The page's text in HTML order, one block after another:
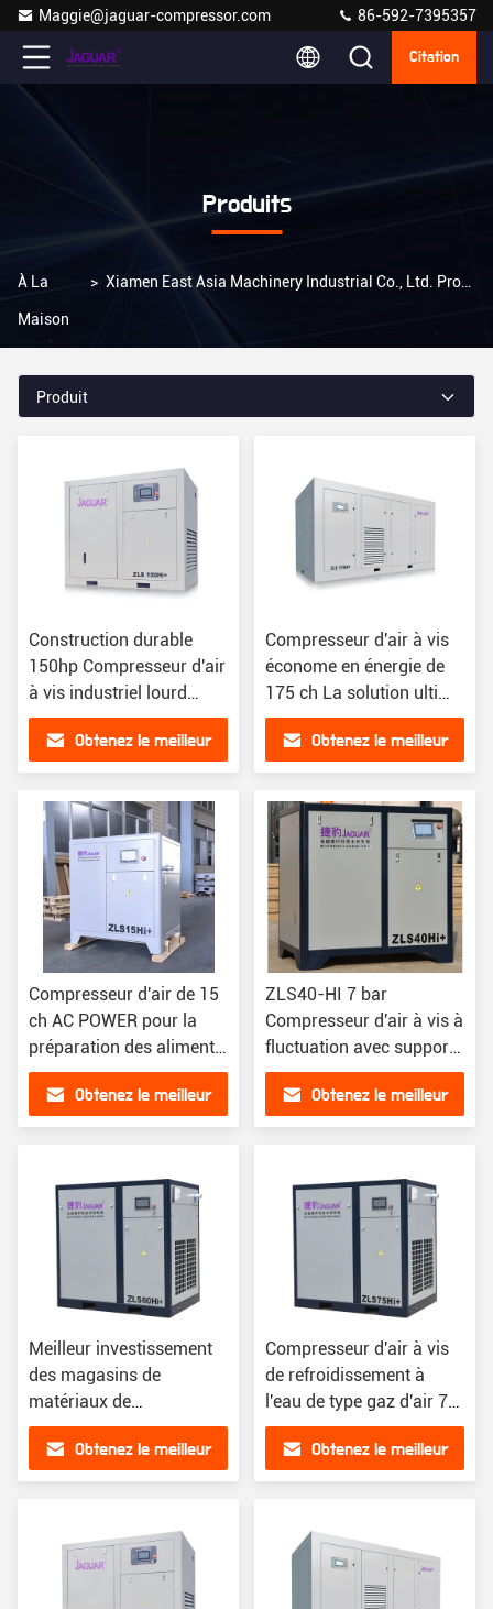
Maggie@jaguar-compressor.com 86-592-7395357
Citation
Produits
À La
Maison
> Xiamen East Asia Machinery Industrial Co., Ltd. Produits En Ligne
Produit
Construction durable
150hp Compresseur d'air
à vis industriel lourd
stationnaire
Obtenez le meilleur
Compresseur d'air à vis
économe en énergie de
175 ch La solution ultime
pour l'exploitation
minière d'énergie
Obtenez le meilleur
Compresseur d'air de 15
ch AC POWER pour la
préparation des aliments
dans les petits et moyens
restaurants
Obtenez le meilleur
ZLS40-HI 7 bar
Compresseur d'air à vis à
fluctuation avec support
en ligne après service
Obtenez le meilleur
Meilleur investissement
des magasins de
matériaux de
construction 60HP Air
Booster Peinture vis
compresseur d'air
Obtenez le meilleur
Compresseur d'air à vis
de refroidissement à
l'eau de type gaz d'air 75
HP à pression de 7 bar
Obtenez le meilleur